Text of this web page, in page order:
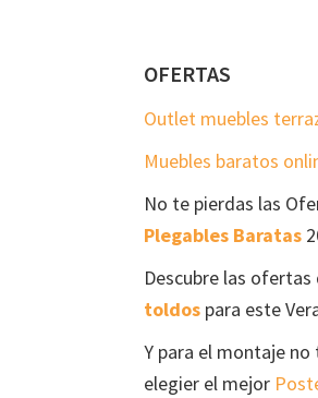
OFERTAS
Outlet muebles
Muebles baratos
No te pierdas las
Plegables Baratas
Descubre las ofertas
toldos para este
Y para el montaje no
elegier el mejor